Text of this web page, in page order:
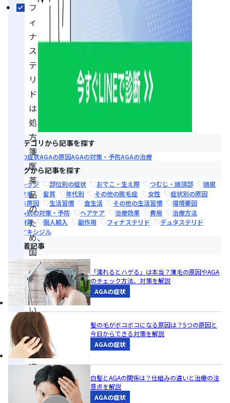
フ
ィ
ナ
ス
テ
リ
ド
は
処
方
箋
医
薬
品
の
た
め、
国
内
に
お
い
て
市
販・
通
販
で
カテゴリから記事を探す
AGAの症状AGAの原因AGAの対策・予防AGAの治療
タグから記事を探す
ナレッジ 部位別の症状 おでこ・生え際 つむじ・頭頂部
頭皮
抜け毛
髪質 年代別 その他の脱毛症 女性
症状別の原因
根本原因
生活習慣 食生活 その他の生活習慣
環境要因
悩み別の対策・予防
ヘアケア 治療効果 費用
治療方法
治療薬
個人輸入 副作用 フィナステリド
デュタステリド
ミノキシジル
新着記事
「濡れるとハゲる」は本当？薄毛の原因やAGA
のチェック方法、対策を解説
AGAの症状
髪の毛がボコボコになる原因は？5つの原因と
今日からできる対策を解説
AGAの症状
白髪とAGAの関係は？仕組みの違いと治療の注
意点を解説
AGAの症状